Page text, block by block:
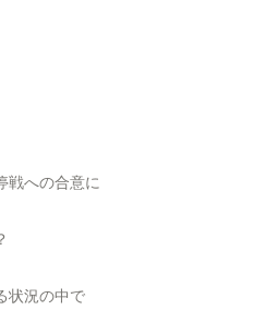
戦への合意に
状況の中で